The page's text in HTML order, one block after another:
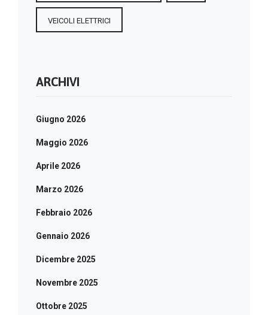
VEICOLI ELETTRICI
ARCHIVI
Giugno 2026
Maggio 2026
Aprile 2026
Marzo 2026
Febbraio 2026
Gennaio 2026
Dicembre 2025
Novembre 2025
Ottobre 2025